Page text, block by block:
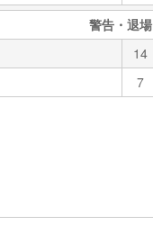
警告・退場
14
7